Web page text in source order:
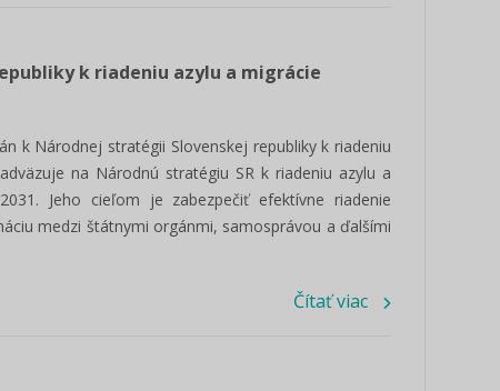
k riadeniu azylu a migrácie
k Národnej stratégii Slovenskej republiky k riadeniu
na Národnú stratégiu SR k riadeniu azylu a
Jeho cieľom je zabezpečiť efektívne riadenie
medzi štátnymi orgánmi, samosprávou a ďalšími
Čítať viac